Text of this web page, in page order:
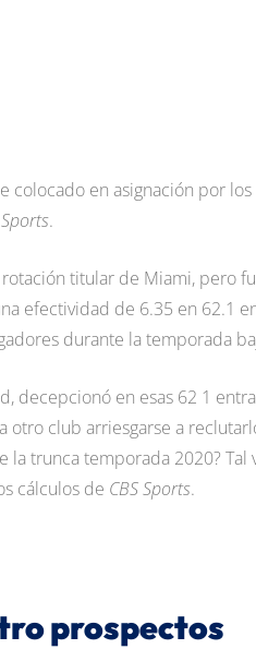
colocado en asignación por
.
titular de Miami, pero
efectividad de 6.35 en 62.1
durante la temporada
decepcionó en esas 62 1
otro club arriesgarse a
la trunca temporada 2020?
cálculos de CBS Sports.
prospectos